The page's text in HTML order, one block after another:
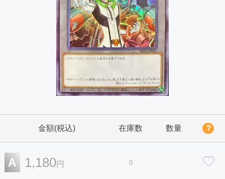
金額(税込) 在庫数 数量 ？
A 1,180円 0